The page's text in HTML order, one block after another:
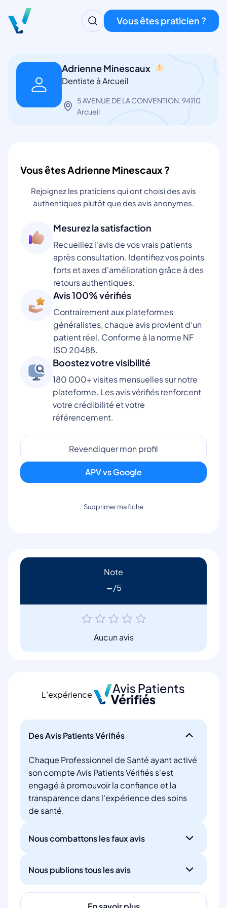
Vous êtes praticien ?
Adrienne Minescaux
Dentiste à Arcueil
5 AVENUE DE LA CONVENTION, 94110
Arcueil
Vous êtes Adrienne Minescaux ?
Rejoignez les praticiens qui ont choisi des avis
authentiques plutôt que des avis anonymes.
Mesurez la satisfaction
Recueillez l'avis de vos vrais patients
après consultation. Identifiez vos points
forts et axes d'amélioration grâce à des
retours authentiques.
Avis 100% vérifiés
Contrairement aux plateformes
généralistes, chaque avis provient d'un
patient réel. Conforme à la norme NF
ISO 20488.
Boostez votre visibilité
180 000+ visites mensuelles sur notre
plateforme. Les avis vérifiés renforcent
votre crédibilité et votre
référencement.
Revendiquer mon profil
APV vs Google
Supprimer ma fiche
Note
-
Aucun avis
L’expérience
Des Avis Patients Vérifiés
Chaque Professionnel de Santé ayant activé
son compte Avis Patients Vérifiés s'est
engagé à promouvoir la confiance et la
transparence dans l'expérience des soins
de santé.
Nous combattons les faux avis
Nous publions tous les avis